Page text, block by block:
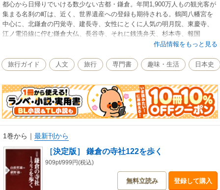
都心から日帰りでいける数少ない古都・鎌倉。年間1,900万人もの観光客が
集まる名刹の町は、近く、世界遺産への登録も期待される。鶴岡八幡宮を
中心に、北鎌倉の円覚寺、建長寺、女性にとくに人気の明月院、東慶寺、
江ノ電沿線に佇む鎌倉大仏、長谷寺、それに銭洗弁天、杉本寺、報国
寺……。歩くのにちょうどいい8エリア、18コースを文字どおり踏破した著
真で大好評の「寺社を歩く」シリーズ。京都、奈良、江戸東京に続く第4
弾。わが国初の庶民の都で歴史の深みを感じつつ、「大人の散策」を愉し
もう。【ほかに収録しているおもな寺社】荏柄天神社、鎌倉宮、瑞泉寺、
明王院、宝戒寺、本覚寺、妙本寺、安国論寺、長勝寺、光明寺、寿福寺、
海蔵寺、浄光明寺、御霊神社、極楽寺、霊光寺、龍口寺、浄智寺、長寿
寺、円応寺、大船観音寺、常楽寺、今泉不動、称名寺、江島神社etc.
作品情報をもっと見る
旅行ガイド 人文 旅行 専門書 趣味・生活 日本史
1巻から ｜ 最新刊から
［決定版］ 鎌倉の寺社122を歩く
909pt/999円(税込)
無料立読み 登録して購入